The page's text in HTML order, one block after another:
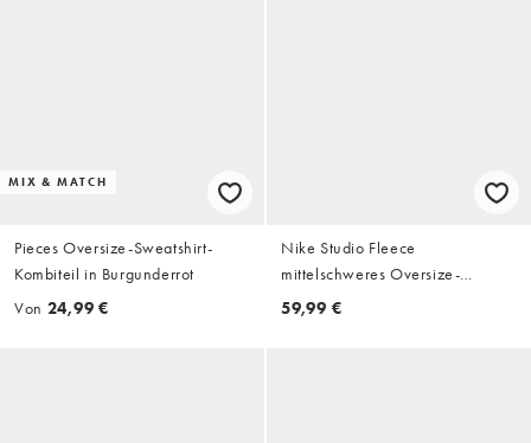
MIX & MATCH
Pieces Oversize-Sweatshirt-
Kombiteil in Burgunderrot
Von 24,99 €
Nike Studio Fleece
mittelschweres Oversize-
Sweatshirt in Braun
59,99 €